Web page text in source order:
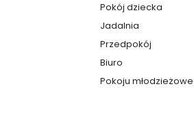
Pokój dziecka
Jadalnia
Przedpokój
Biuro
Pokoju